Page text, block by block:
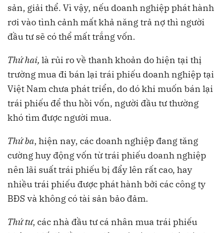
sản, giải thể. Vì vậy, nếu doanh nghiệp phát hành
rơi vào tình cảnh mất khả năng trả nợ thì người
đầu tư sẽ có thể mất trắng vốn.
Thứ hai, là rủi ro về thanh khoản do hiện tại thị
trường mua đi bán lại trái phiếu doanh nghiệp tại
Việt Nam chưa phát triển, do dó khi muốn bán lại
trái phiếu để thu hồi vốn, người đầu tư thường
khó tìm được người mua.
Thứ ba, hiện nay, các doanh nghiệp đang tăng
cường huy động vốn từ trái phiếu doanh nghiệp
nên lãi suất trái phiếu bị đẩy lên rất cao, hay
nhiều trái phiếu được phát hành bởi các công ty
BĐS và không có tài sản bảo đảm.
Thứ tư, các nhà đầu tư cá nhân mua trái phiếu